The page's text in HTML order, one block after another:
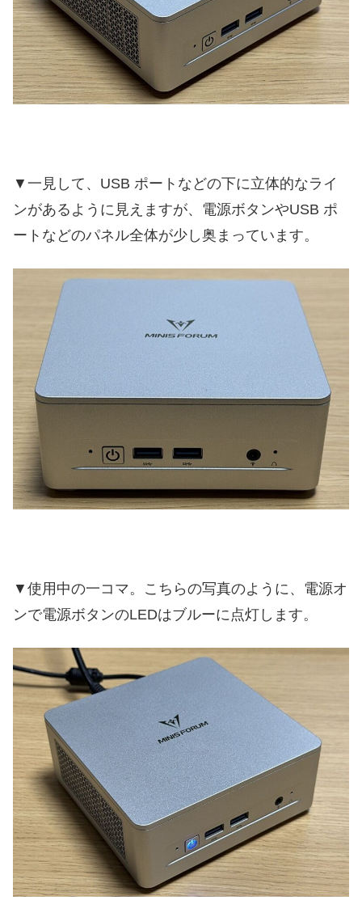
▼一見して、USB ポートなどの下に立体的なライ
ンがあるように見えますが、電源ボタンやUSB ポ
ートなどのパネル全体が少し奥まっています。
▼使用中の一コマ。こちらの写真のように、電源オ
ンで電源ボタンのLEDはブルーに点灯します。